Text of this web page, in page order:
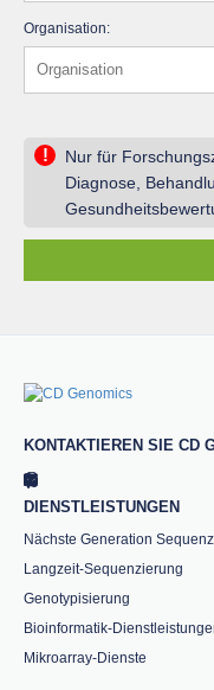
Organisation:
!
Nur für
Diagnose,
KONTAKTIEREN SIE CD
DIENSTLEISTUNGEN
Nächste Generation
Langzeit-Sequenzierung
Genotypisierung
Bioinformatik-
Mikroarray-Dienste